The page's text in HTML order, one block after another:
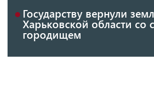
Государству вернули
Харьковской области со
городищем